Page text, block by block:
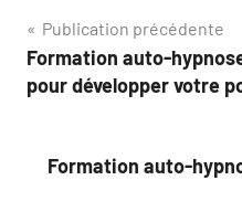
Navigation
de
Publication précédente
Formation auto-
pour développer votre
Formation auto-